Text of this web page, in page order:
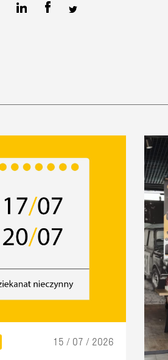
15 / 07 / 2026